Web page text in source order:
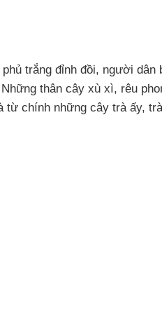
trắng đỉnh đồi, người dân
thân cây xù xì, rêu
chính những cây trà ấy,